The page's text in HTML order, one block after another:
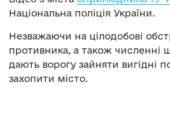
Національна поліція України.
Незважаючи на цілодобові
противника, а також численні
дають ворогу зайняти вигідні
захопити місто.